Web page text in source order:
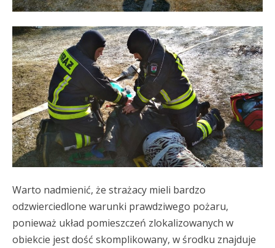
Warto nadmienić, że strażacy mieli bardzo
odzwierciedlone warunki prawdziwego pożaru,
ponieważ układ pomieszczeń zlokalizowanych w
obiekcie jest dość skomplikowany, w środku znajduje